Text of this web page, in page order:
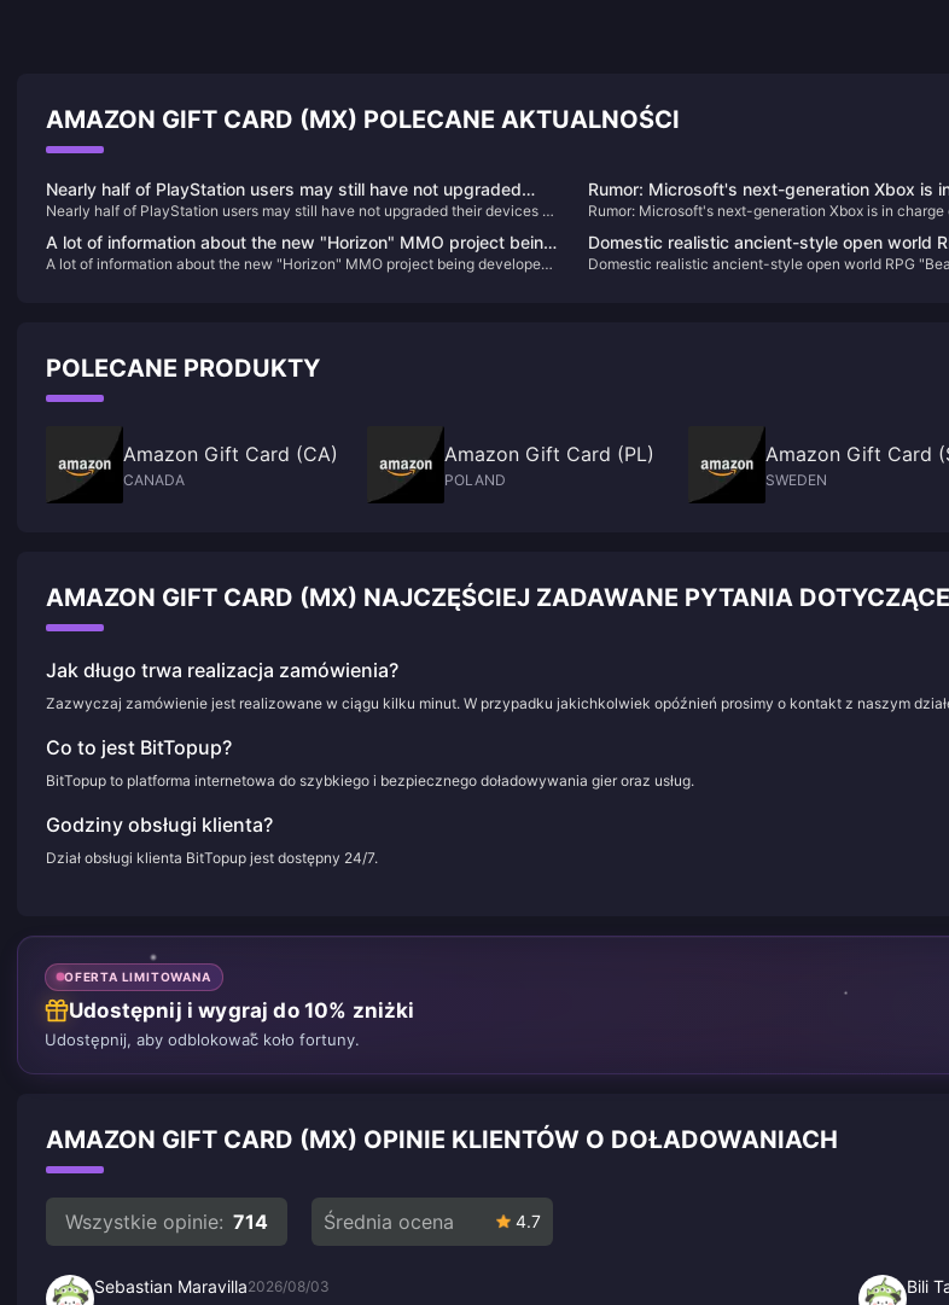
AMAZON GIFT CARD (MX) POLECANE AKTUALNOŚCI
Nearly half of PlayStation users may still have not upgraded
their devices to PS5
Nearly half of PlayStation users may still have not upgraded their devices to
Rumor: Microsoft's next-generation Xbox is
Surface team, and the handheld console
development
Rumor: Microsoft's next-generation Xbox is in
A lot of information about the new "Horizon" MMO project being
developed by NCSoft has been exposed
A lot of information about the new "Horizon" MMO project being developed
Domestic realistic ancient-style open world
Smoke" is online on the Steam page
Domestic realistic ancient-style open world RPG
POLECANE PRODUKTY
Amazon Gift Card (CA)
CANADA
Amazon Gift Card (PL)
POLAND
Amazon Gift Card
SWEDEN
AMAZON GIFT CARD (MX) NAJCZĘŚCIEJ ZADAWANE PYTANIA
Jak długo trwa realizacja zamówienia?
Zazwyczaj zamówienie jest realizowane w ciągu kilku minut. W przypadku jakichkolwiek opóźnień prosimy o kontakt z naszym
Co to jest BitTopup?
BitTopup to platforma internetowa do szybkiego i bezpiecznego doładowywania gier oraz usług.
Godziny obsługi klienta?
Dział obsługi klienta BitTopup jest dostępny 24/7.
OFERTA LIMITOWANA
Udostępnij i wygraj do 10% zniżki
Udostępnij, aby odblokować koło fortuny.
AMAZON GIFT CARD (MX) OPINIE KLIENTÓW O DOŁADOWANIACH
Wszystkie opinie: 714 Średnia ocena 4.7
Sebastian Maravilla2026/08/03 Bili